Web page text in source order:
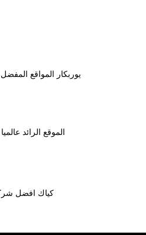
يوربكار المواقع
الموقع الرائد
كياك افضل